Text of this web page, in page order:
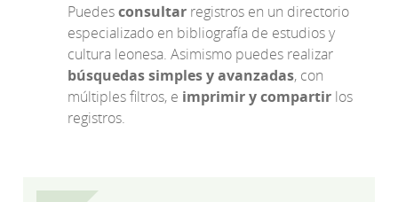
Puedesconsultar registros en un directorio
especializado en bibliografía de estudios y
cultura leonesa. Asimismo puedes realizar
búsquedas simples y avanzadas, con
múltiples filtros, e imprimir y compartir los
registros.